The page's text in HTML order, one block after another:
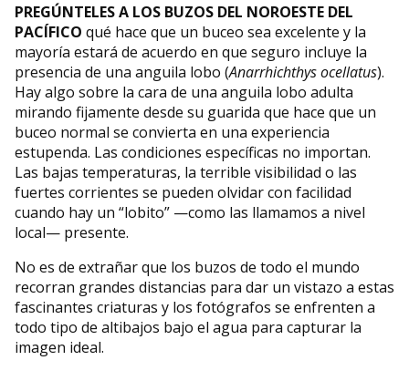
PREGÚNTELES A LOS BUZOS DEL NOROESTE DEL
PACÍFICO qué hace que un buceo sea excelente y la
mayoría estará de acuerdo en que seguro incluye la
presencia de una anguila lobo (Anarrhichthys ocellatus).
Hay algo sobre la cara de una anguila lobo adulta
mirando fijamente desde su guarida que hace que un
buceo normal se convierta en una experiencia
estupenda. Las condiciones específicas no importan.
Las bajas temperaturas, la terrible visibilidad o las
fuertes corrientes se pueden olvidar con facilidad
cuando hay un “lobito” —como las llamamos a nivel
local— presente.
No es de extrañar que los buzos de todo el mundo
recorran grandes distancias para dar un vistazo a estas
fascinantes criaturas y los fotógrafos se enfrenten a
todo tipo de altibajos bajo el agua para capturar la
imagen ideal.